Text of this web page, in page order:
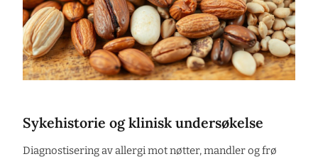
Sykehistorie og klinisk undersøkelse
Diagnostisering av allergi mot nøtter, mandler og frø